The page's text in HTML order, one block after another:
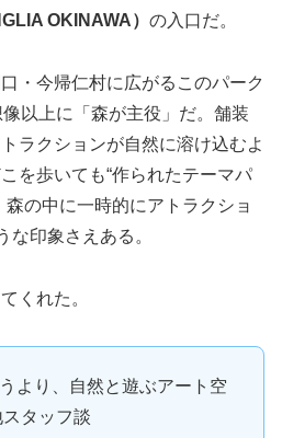
OKINAWA） の入口だ。
・今帰仁村に広がるこのパーク
以上に「森が主役」だ。舗装
ラクションが自然に溶け込むよ
を歩いても“作られたテーマパ
森の中に一時的にアトラクショ
な印象さえある。
くれた。
より、自然と遊ぶアート空
タッフ談